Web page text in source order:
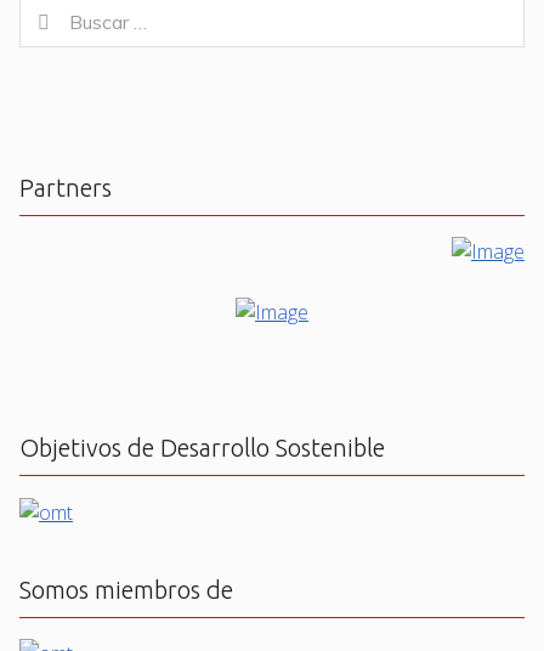
for:
Buscar
Partners
Objetivos de Desarrollo Sostenible
Somos miembros de